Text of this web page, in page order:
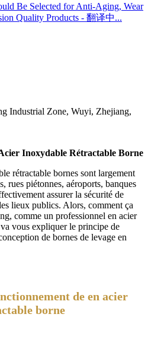
Be Selected for Anti-Aging, Wear
Quality Products - 翻译中...
Industrial Zone, Wuyi, Zhejiang,
Inoxydable Rétractable Borne
rétractable bornes sont largement
rues piétonnes, aéroports, banques
assurer la sécurité de
lieux publics. Alors, comment ça
comme un professionnel en acier
vous expliquer le principe de
de bornes de levage en
de en acier
borne